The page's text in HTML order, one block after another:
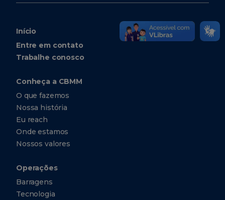
Início
Entre em contato
Trabalhe conosco
Conheça a CBMM
O que fazemos
Nossa história
Eu reach
Onde estamos
Nossos valores
Operações
Barragens
Tecnologia